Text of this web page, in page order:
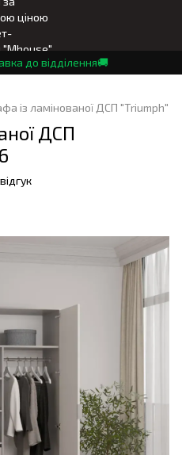
до відділення🚚
із ламінованої ДСП "Triumph"
ДСП